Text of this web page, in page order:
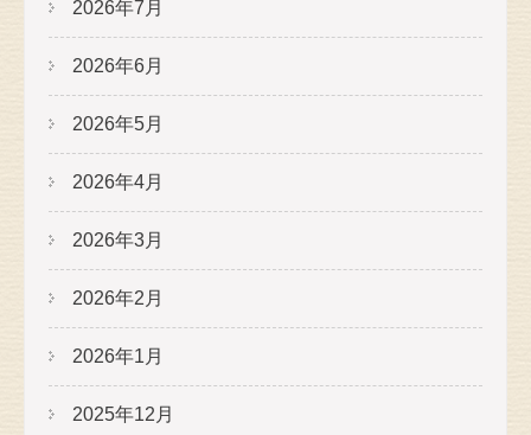
2026年7月
2026年6月
2026年5月
2026年4月
2026年3月
2026年2月
2026年1月
2025年12月